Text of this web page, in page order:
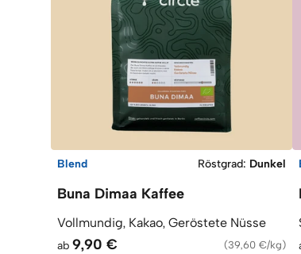
Blend Röstgrad: Dunkel
Buna Dimaa Kaffee
Vollmundig, Kakao, Geröstete Nüsse
ab 9,90 € (39,60 €/kg)